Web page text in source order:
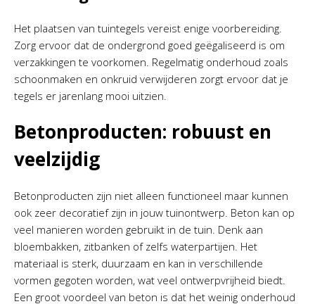
Het plaatsen van tuintegels vereist enige voorbereiding.
Zorg ervoor dat de ondergrond goed geëgaliseerd is om
verzakkingen te voorkomen. Regelmatig onderhoud zoals
schoonmaken en onkruid verwijderen zorgt ervoor dat je
tegels er jarenlang mooi uitzien.
Betonproducten: robuust en
veelzijdig
Betonproducten zijn niet alleen functioneel maar kunnen
ook zeer decoratief zijn in jouw tuinontwerp. Beton kan op
veel manieren worden gebruikt in de tuin. Denk aan
bloembakken, zitbanken of zelfs waterpartijen. Het
materiaal is sterk, duurzaam en kan in verschillende
vormen gegoten worden, wat veel ontwerpvrijheid biedt.
Een groot voordeel van beton is dat het weinig onderhoud